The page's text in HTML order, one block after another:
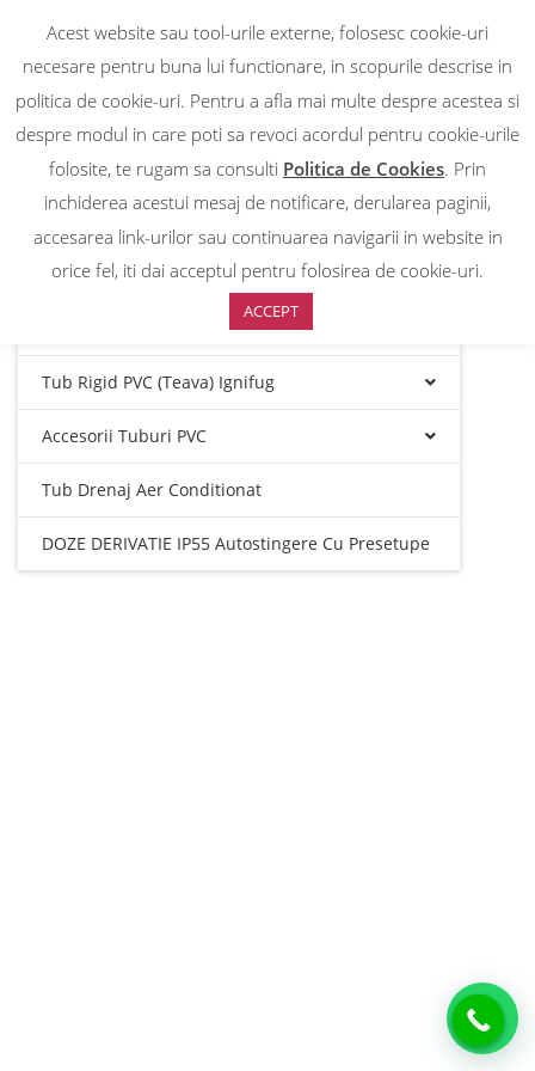
Toate Produsele
Tub Flexibil/Copex Halogen Free Cu Autostingere
Tub Rigid/Teava Halogen Free Cu Autostingere
Tub Rigid/Teava Halogen Free Cu Autostingere
Accesorii Tuburi Halogen Free
Tub Flexibil PVC (copex) Ignifug
Tub Rigid PVC (teava) Ignifug
Accesorii Tuburi PVC
Tub Drenaj Aer Conditionat
DOZE DERIVATIE IP55 Autostingere Cu Presetupe
Acest website sau tool-urile externe, folosesc cookie-uri
necesare pentru buna lui functionare, in scopurile descrise in
politica de cookie-uri. Pentru a afla mai multe despre acestea si
despre modul in care poti sa revoci acordul pentru cookie-urile
folosite, te rugam sa consulti Politica de Cookies. Prin
inchiderea acestui mesaj de notificare, derularea paginii,
accesarea link-urilor sau continuarea navigarii in website in
orice fel, iti dai acceptul pentru folosirea de cookie-uri.
ACCEPT